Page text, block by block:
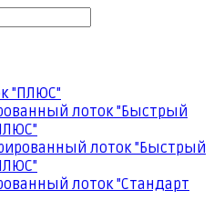
"ПЛЮС"
лоток "Быстрый
лоток "Быстрый
лоток "Стандарт